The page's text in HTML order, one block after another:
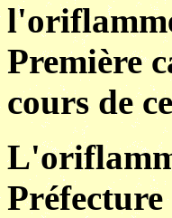
Première
cours de